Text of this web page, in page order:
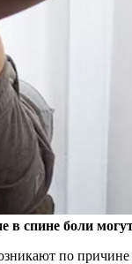
спине боли
по